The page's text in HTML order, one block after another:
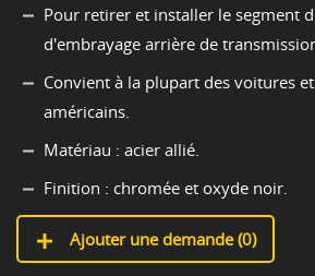
Pour retirer et installer le segment
d'embrayage arrière de
Convient à la plupart des voitures
américains.
Matériau : acier allié.
Finition : chromée et oxyde noir.
Ajouter une demande (0)